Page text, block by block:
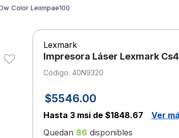
Color Leiimpae100
Lexmark
Impresora Láser Lexmark
: 40N9320
$5546.00
Hasta 3 msi de $1848.67
Ver
Quedan 86 disponibles